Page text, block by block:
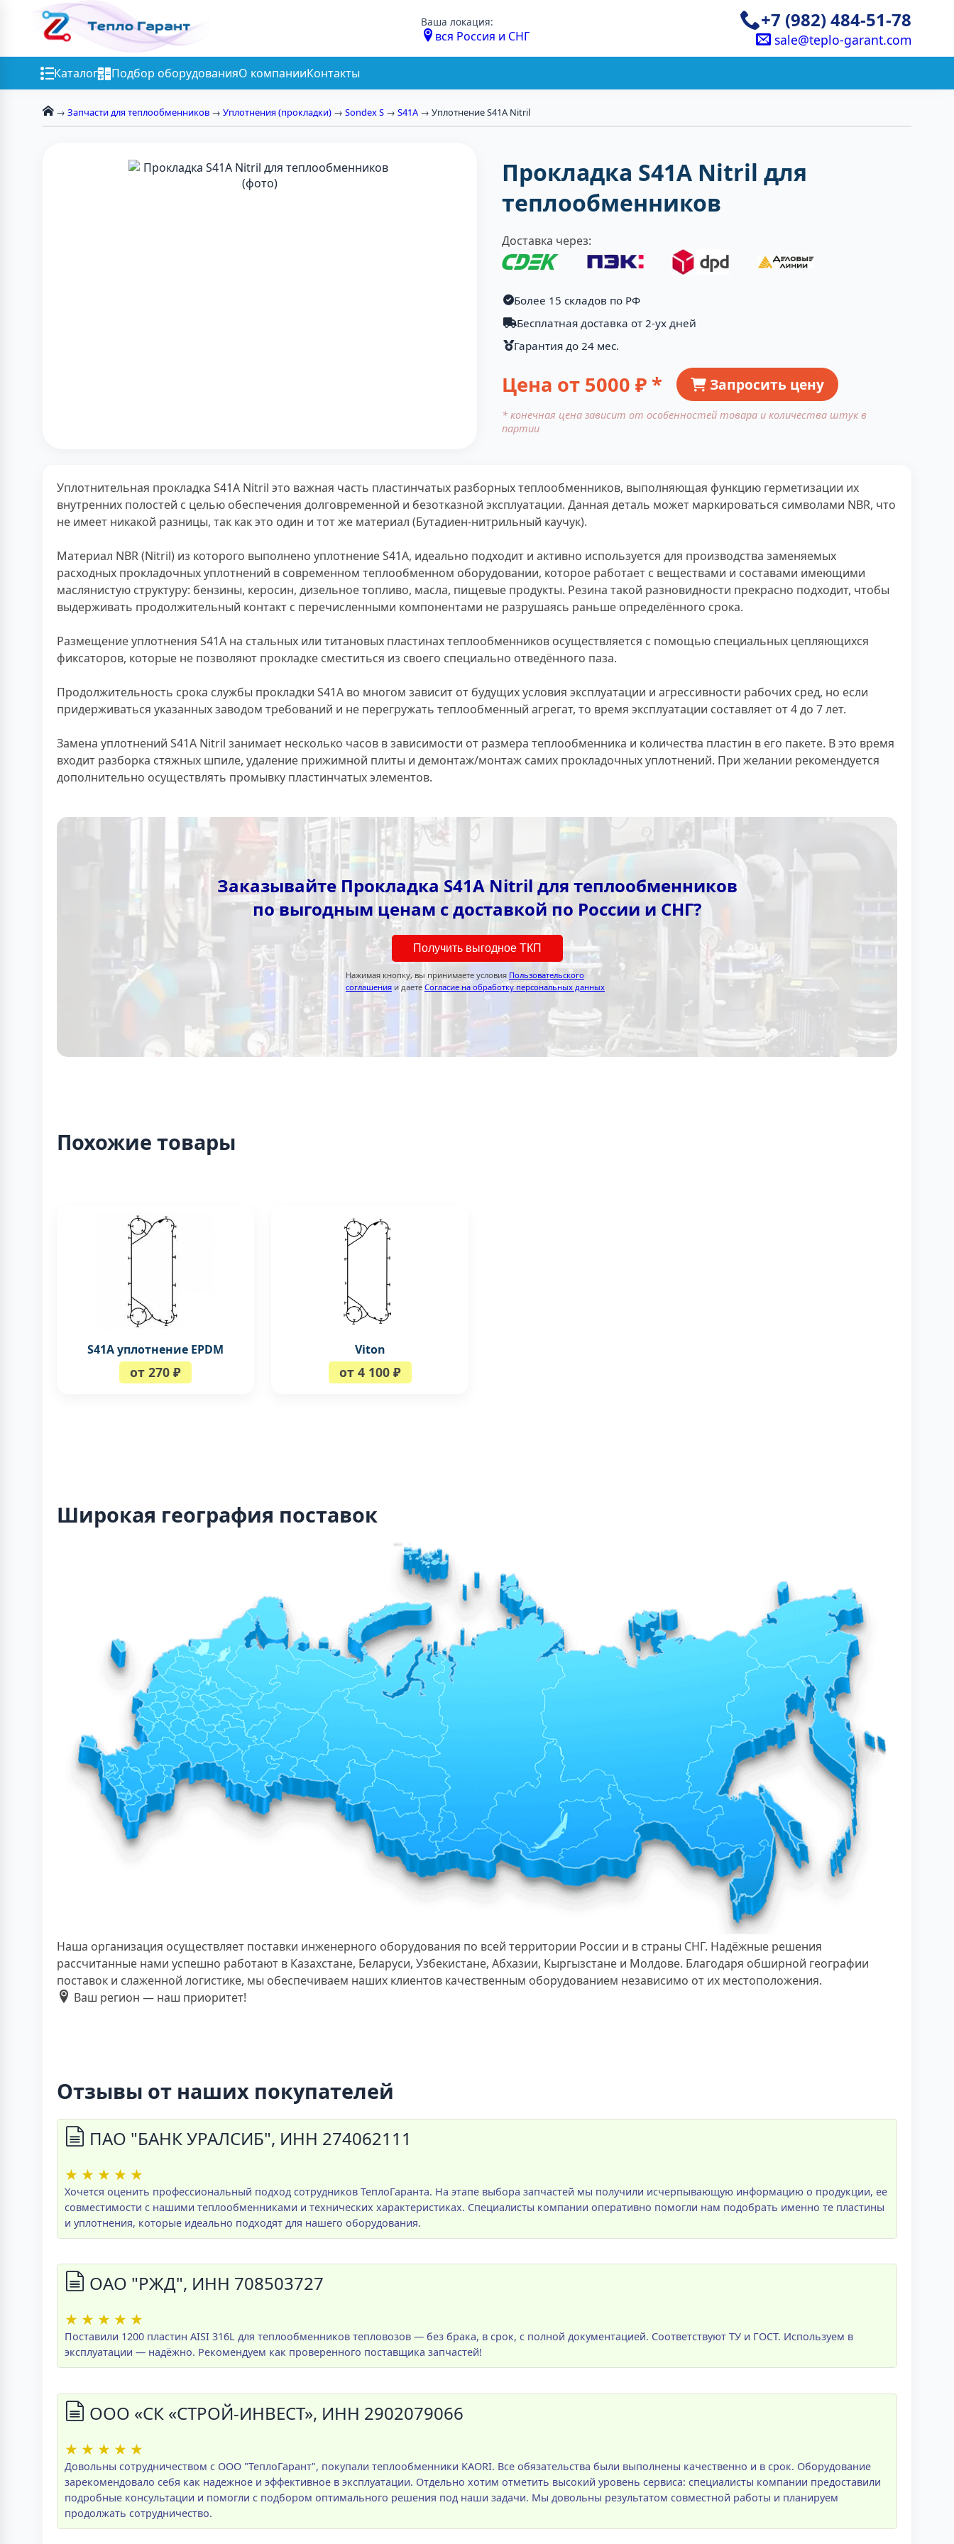
Ваша локация:
вся Россия и СНГ
+7 (982) 484-51-78
sale@teplo-garant.com
Каталог Подбор оборудованияО компанииКонтакты
→ Запчасти для теплообменников → Уплотнения (прокладки) → Sondex S → S41A → Уплотнение S41A Nitril
Прокладка S41A Nitril для
теплообменников
Доставка через:
Более 15 складов по РФ
Бесплатная доставка от 2-ух дней
Гарантия до 24 мес.
Цена от 5000 ₽ * Запросить цену
* конечная цена зависит от особенностей товара и количества штук в
партии
Уплотнительная прокладка S41A Nitril это важная часть пластинчатых разборных теплообменников, выполняющая функцию герметизации их
внутренних полостей с целью обеспечения долговременной и безотказной эксплуатации. Данная деталь может маркироваться символами NBR, что
не имеет никакой разницы, так как это один и тот же материал (Бутадиен-нитрильный каучук).
Материал NBR (Nitril) из которого выполнено уплотнение S41A, идеально подходит и активно используется для производства заменяемых
расходных прокладочных уплотнений в современном теплообменном оборудовании, которое работает с веществами и составами имеющими
маслянистую структуру: бензины, керосин, дизельное топливо, масла, пищевые продукты. Резина такой разновидности прекрасно подходит, чтобы
выдерживать продолжительный контакт с перечисленными компонентами не разрушаясь раньше определённого срока.
Размещение уплотнения S41A на стальных или титановых пластинах теплообменников осуществляется с помощью специальных цепляющихся
фиксаторов, которые не позволяют прокладке сместиться из своего специально отведённого паза.
Продолжительность срока службы прокладки S41A во многом зависит от будущих условия эксплуатации и агрессивности рабочих сред, но если
придерживаться указанных заводом требований и не перегружать теплообменный агрегат, то время эксплуатации составляет от 4 до 7 лет.
Замена уплотнений S41A Nitril занимает несколько часов в зависимости от размера теплообменника и количества пластин в его пакете. В это время
входит разборка стяжных шпиле, удаление прижимной плиты и демонтаж/монтаж самих прокладочных уплотнений. При желании рекомендуется
дополнительно осуществлять промывку пластинчатых элементов.
Заказывайте Прокладка S41A Nitril для теплообменников
по выгодным ценам с доставкой по России и СНГ?
Получить выгодное ТКП
Нажимая кнопку, вы принимаете условия Пользовательского
соглашения и даете Согласие на обработку персональных данных
Похожие товары
S41A уплотнение EPDM
от 270 ₽
Viton
от 4 100 ₽
Широкая география поставок
Наша организация осуществляет поставки инженерного оборудования по всей территории России и в страны СНГ. Надёжные решения
рассчитанные нами успешно работают в Казахстане, Беларуси, Узбекистане, Абхазии, Кыргызстане и Молдове. Благодаря обширной географии
поставок и слаженной логистике, мы обеспечиваем наших клиентов качественным оборудованием независимо от их местоположения.
Ваш регион — наш приоритет!
Отзывы от наших покупателей
ПАО "БАНК УРАЛСИБ", ИНН 274062111
★ ★ ★ ★ ★
Хочется оценить профессиональный подход сотрудников ТеплоГаранта. На этапе выбора запчастей мы получили исчерпывающую информацию о продукции, ее
совместимости с нашими теплообменниками и технических характеристиках. Специалисты компании оперативно помогли нам подобрать именно те пластины
и уплотнения, которые идеально подходят для нашего оборудования.
ОАО "РЖД", ИНН 708503727
★ ★ ★ ★ ★
Поставили 1200 пластин AISI 316L для теплообменников тепловозов — без брака, в срок, с полной документацией. Соответствуют ТУ и ГОСТ. Используем в
эксплуатации — надёжно. Рекомендуем как проверенного поставщика запчастей!
ООО «СК «СТРОЙ-ИНВЕСТ», ИНН 2902079066
★ ★ ★ ★ ★
Довольны сотрудничеством с ООО "ТеплоГарант", покупали теплообменники KAORI. Все обязательства были выполнены качественно и в срок. Оборудование
зарекомендовало себя как надежное и эффективное в эксплуатации. Отдельно хотим отметить высокий уровень сервиса: специалисты компании предоставили
подробные консультации и помогли с подбором оптимального решения под наши задачи. Мы довольны результатом совместной работы и планируем
продолжать сотрудничество.